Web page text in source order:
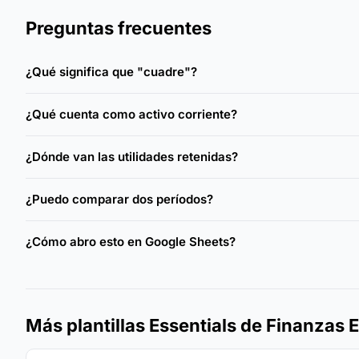
Preguntas frecuentes
¿Qué significa que "cuadre"?
¿Qué cuenta como activo corriente?
¿Dónde van las utilidades retenidas?
¿Puedo comparar dos períodos?
¿Cómo abro esto en Google Sheets?
Más plantillas Essentials de Finanzas